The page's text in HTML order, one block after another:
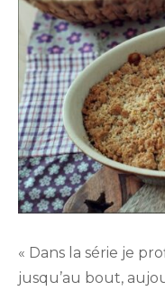
« Dans la série je
jusqu’au bout,